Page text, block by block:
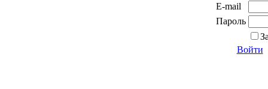
E-mail
Пароль
Войти